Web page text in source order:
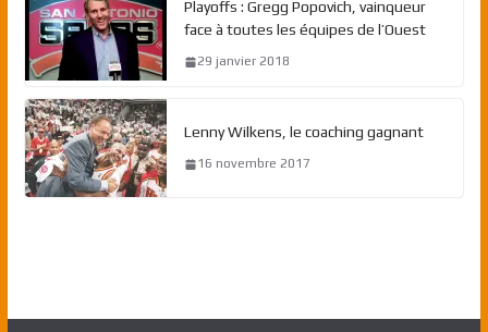
Playoffs : Gregg Popovich, vainqueur
face à toutes les équipes de l’Ouest
29 janvier 2018
Lenny Wilkens, le coaching gagnant
16 novembre 2017